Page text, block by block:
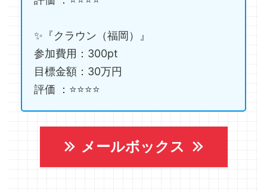
✨『クラウン（福岡）』
参加費用：300pt
目標金額：30万円
評価 ：⭐️⭐️⭐️⭐️
メールボックス